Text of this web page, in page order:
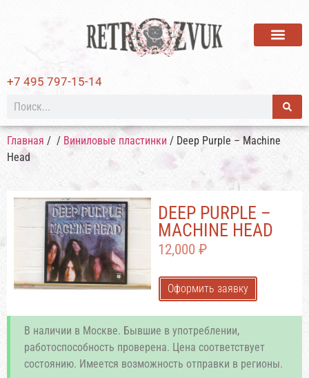
+7 495 797-15-14
Главная / / Виниловые пластинки / Deep Purple – Machine
Head
DEEP PURPLE –
MACHINE HEAD
12,000 ₽
Оформить заявку
В наличии в Москве. Бывшие в употреблении,
работоспособность проверена. Цена соответствует
состоянию. Имеется возможность отправки в регионы.